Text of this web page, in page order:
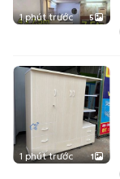
1 phút trước 5
1 phút trước 1